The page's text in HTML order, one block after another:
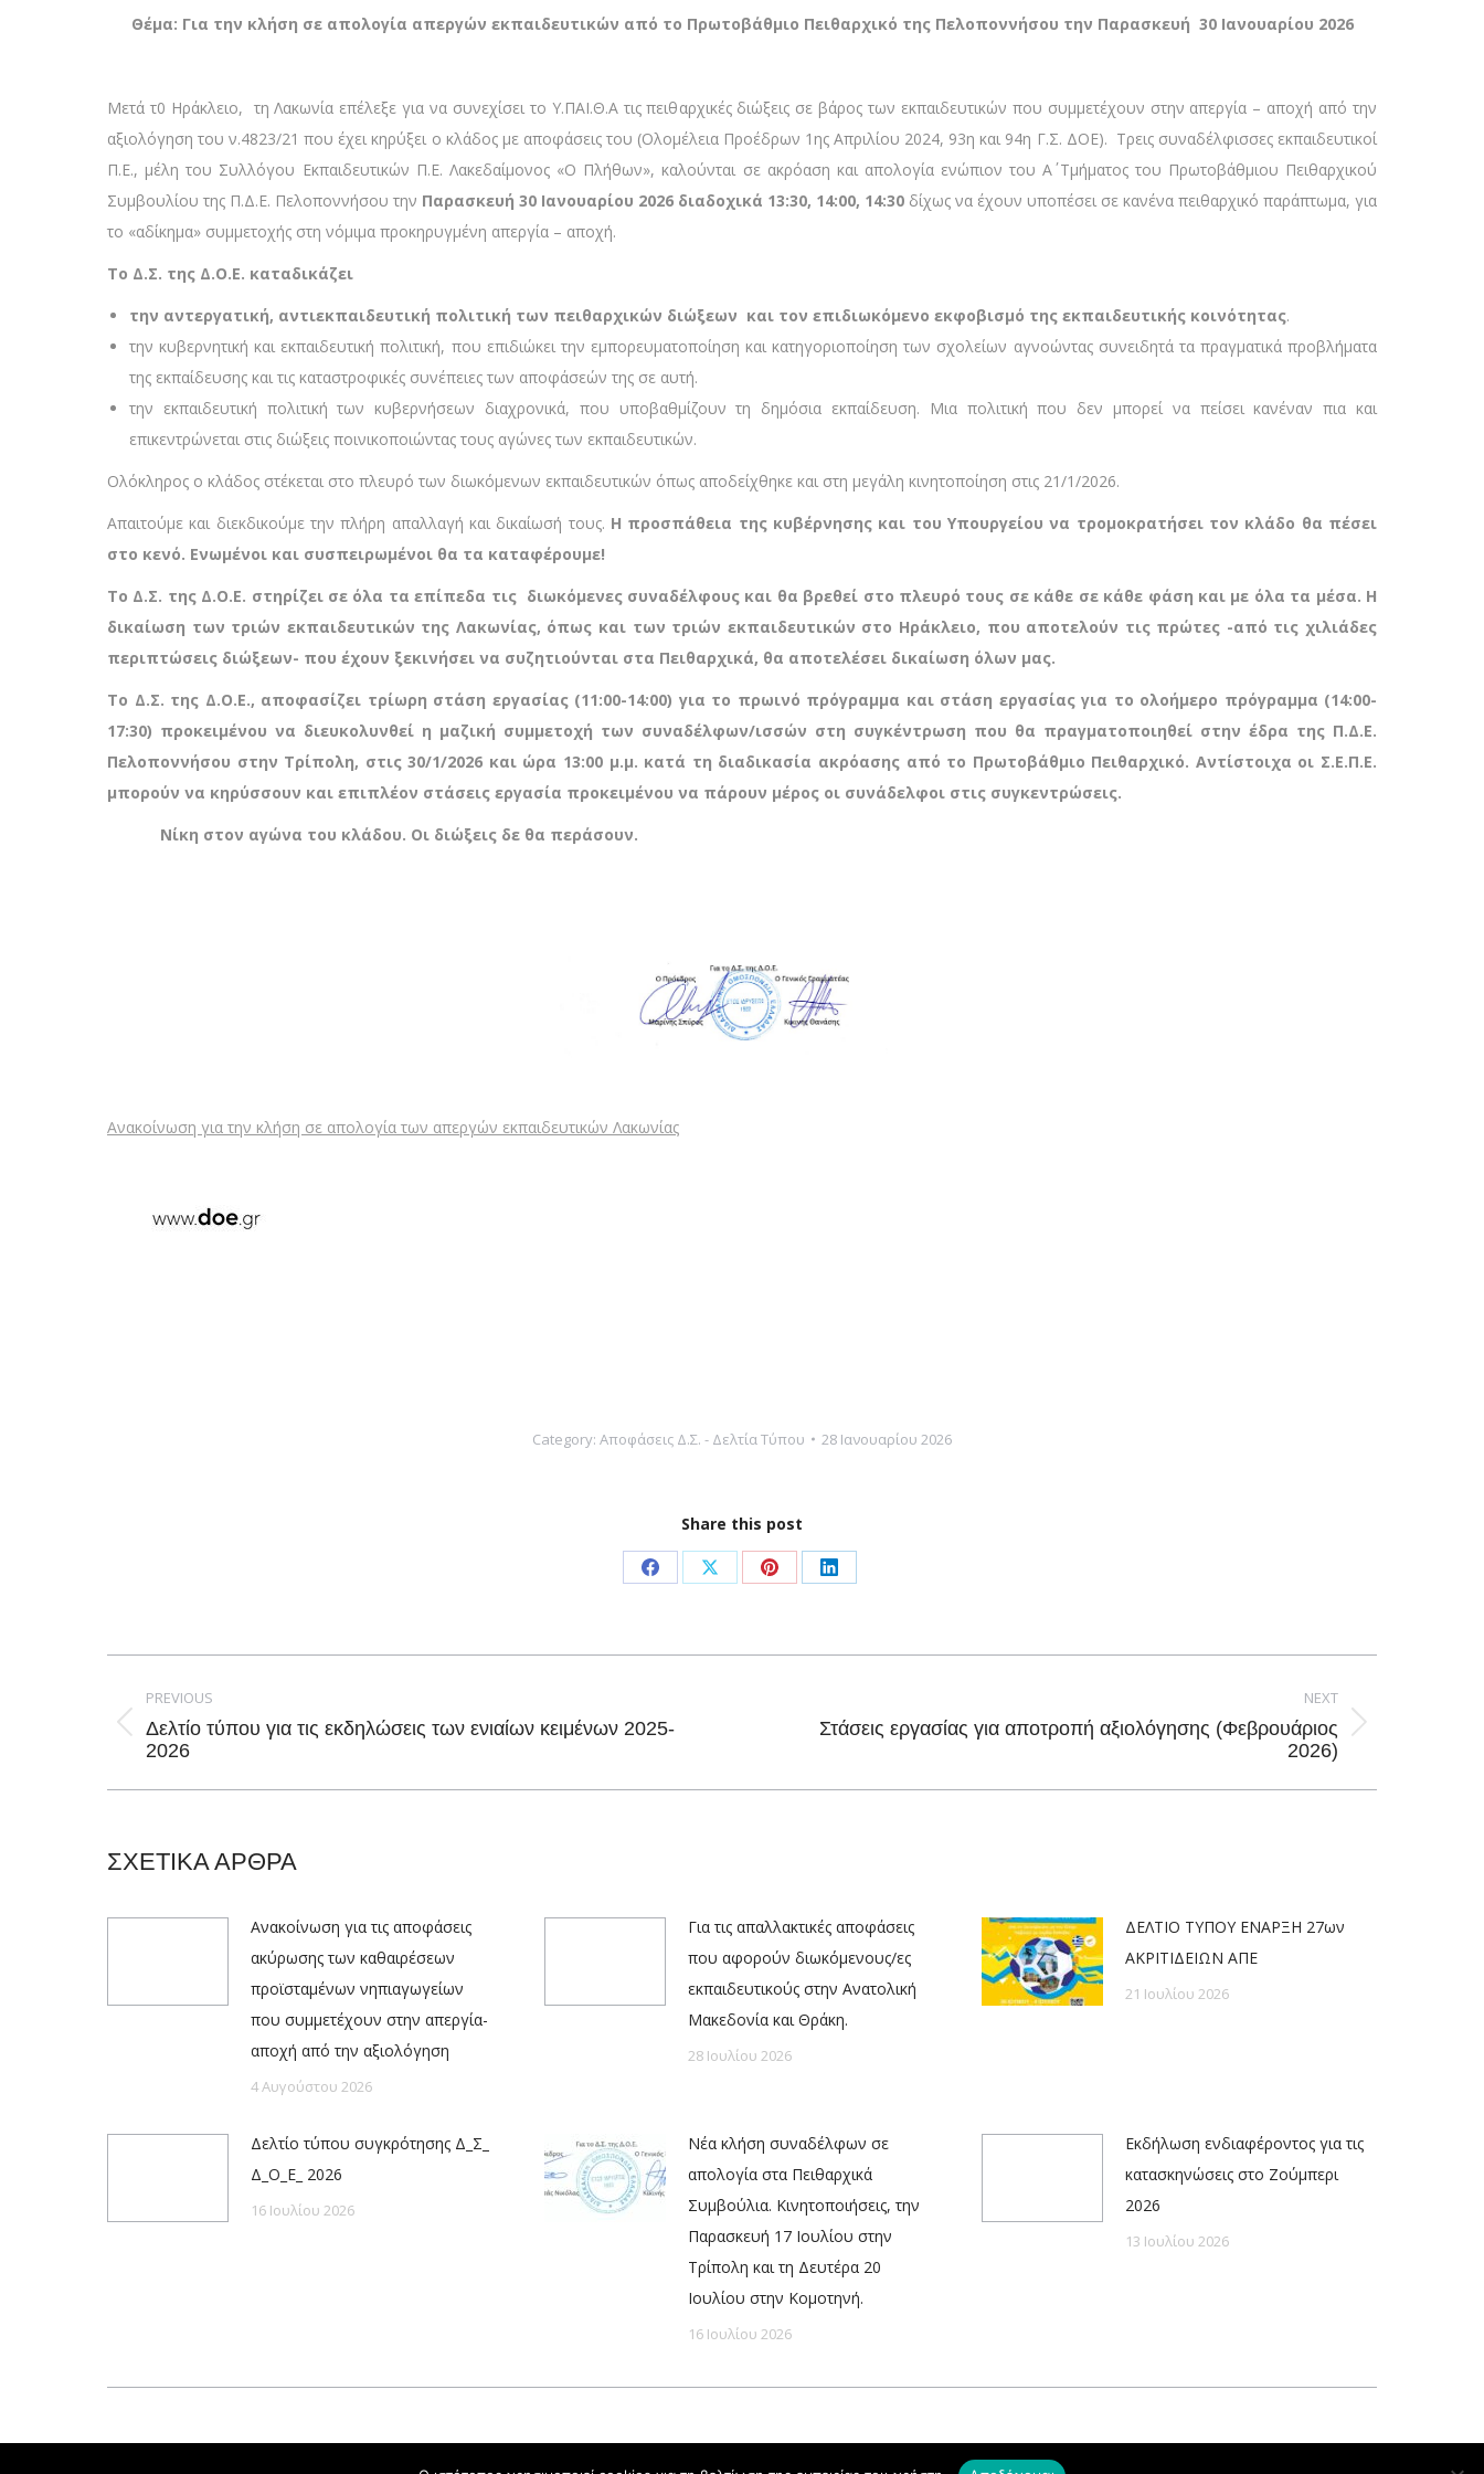
Θέμα: Για την κλήση σε απολογία απεργών εκπαιδευτικών από το Πρωτοβάθμιο Πειθαρχικό της Πελοποννήσου την Παρασκευή 30 Ιανουαρίου 2026
Μετά τ0 Ηράκλειο, τη Λακωνία επέλεξε για να συνεχίσει το Υ.ΠΑΙ.Θ.Α τις πειθαρχικές διώξεις σε βάρος των εκπαιδευτικών που συμμετέχουν στην απεργία – αποχή από την
αξιολόγηση του ν.4823/21 που έχει κηρύξει ο κλάδος με αποφάσεις του (Ολομέλεια Προέδρων 1ης Απριλίου 2024, 93η και 94η Γ.Σ. ΔΟΕ). Τρεις συναδέλφισσες εκπαιδευτικοί
Π.Ε., μέλη του Συλλόγου Εκπαιδευτικών Π.Ε. Λακεδαίμονος «Ο Πλήθων», καλούνται σε ακρόαση και απολογία ενώπιον του Α΄ Τμήματος του Πρωτοβάθμιου Πειθαρχικού
Συμβουλίου της Π.Δ.Ε. Πελοποννήσου την Παρασκευή 30 Ιανουαρίου 2026 διαδοχικά 13:30, 14:00, 14:30 δίχως να έχουν υποπέσει σε κανένα πειθαρχικό παράπτωμα, για
το «αδίκημα» συμμετοχής στη νόμιμα προκηρυγμένη απεργία – αποχή.
Το Δ.Σ. της Δ.Ο.Ε. καταδικάζει
την αντεργατική, αντιεκπαιδευτική πολιτική των πειθαρχικών διώξεων και τον επιδιωκόμενο εκφοβισμό της εκπαιδευτικής κοινότητας.
την κυβερνητική και εκπαιδευτική πολιτική, που επιδιώκει την εμπορευματοποίηση και κατηγοριοποίηση των σχολείων αγνοώντας συνειδητά τα πραγματικά προβλήματα
της εκπαίδευσης και τις καταστροφικές συνέπειες των αποφάσεών της σε αυτή.
την εκπαιδευτική πολιτική των κυβερνήσεων διαχρονικά, που υποβαθμίζουν τη δημόσια εκπαίδευση. Μια πολιτική που δεν μπορεί να πείσει κανέναν πια και
επικεντρώνεται στις διώξεις ποινικοποιώντας τους αγώνες των εκπαιδευτικών.
Ολόκληρος ο κλάδος στέκεται στο πλευρό των διωκόμενων εκπαιδευτικών όπως αποδείχθηκε και στη μεγάλη κινητοποίηση στις 21/1/2026.
Απαιτούμε και διεκδικούμε την πλήρη απαλλαγή και δικαίωσή τους. Η προσπάθεια της κυβέρνησης και του Υπουργείου να τρομοκρατήσει τον κλάδο θα πέσει
στο κενό. Ενωμένοι και συσπειρωμένοι θα τα καταφέρουμε!
Το Δ.Σ. της Δ.Ο.Ε. στηρίζει σε όλα τα επίπεδα τις διωκόμενες συναδέλφους και θα βρεθεί στο πλευρό τους σε κάθε σε κάθε φάση και με όλα τα μέσα. Η
δικαίωση των τριών εκπαιδευτικών της Λακωνίας, όπως και των τριών εκπαιδευτικών στo Ηράκλειο, που αποτελούν τις πρώτες -από τις χιλιάδες
περιπτώσεις διώξεων- που έχουν ξεκινήσει να συζητιούνται στα Πειθαρχικά, θα αποτελέσει δικαίωση όλων μας.
Το Δ.Σ. της Δ.Ο.Ε., αποφασίζει τρίωρη στάση εργασίας (11:00-14:00) για το πρωινό πρόγραμμα και στάση εργασίας για το ολοήμερο πρόγραμμα (14:00-
17:30) προκειμένου να διευκολυνθεί η μαζική συμμετοχή των συναδέλφων/ισσών στη συγκέντρωση που θα πραγματοποιηθεί στην έδρα της Π.Δ.Ε.
Πελοποννήσου στην Τρίπολη, στις 30/1/2026 και ώρα 13:00 μ.μ. κατά τη διαδικασία ακρόασης από το Πρωτοβάθμιο Πειθαρχικό. Αντίστοιχα οι Σ.Ε.Π.Ε.
μπορούν να κηρύσσουν και επιπλέον στάσεις εργασία προκειμένου να πάρουν μέρος οι συνάδελφοι στις συγκεντρώσεις.
Νίκη στον αγώνα του κλάδου. Οι διώξεις δε θα περάσουν.
Ανακοίνωση για την κλήση σε απολογία των απεργών εκπαιδευτικών Λακωνίας
Category: Αποφάσεις Δ.Σ. - Δελτία Τύπου 28 Ιανουαρίου 2026
Share this post
Share
Facebook
Share
X
Share
Pinterest
Share
LinkedIn
navigation
PREVIOUS
Previous
Δελτίο τύπου για τις εκδηλώσεις των ενιαίων κειμένων 2025-
2026
NEXT
Στάσεις εργασίας για αποτροπή αξιολόγησης (Φεβρουάριος
2026)
ΣΧΕΤΙΚΑ ΑΡΘΡΑ
Ανακοίνωση για τις αποφάσεις
ακύρωσης των καθαιρέσεων
προϊσταμένων νηπιαγωγείων
που συμμετέχουν στην απεργία-
αποχή από την αξιολόγηση
4 Αυγούστου 2026
Για τις απαλλακτικές αποφάσεις
που αφορούν διωκόμενους/ες
εκπαιδευτικούς στην Ανατολική
Μακεδονία και Θράκη.
28 Ιουλίου 2026
ΔΕΛΤΙΟ ΤΥΠΟΥ ΕΝΑΡΞΗ 27ων
ΑΚΡΙΤΙΔΕΙΩΝ ΑΠΕ
21 Ιουλίου 2026
Δελτίο τύπου συγκρότησης Δ_Σ_
Δ_Ο_Ε_ 2026
16 Ιουλίου 2026
Νέα κλήση συναδέλφων σε
απολογία στα Πειθαρχικά
Συμβούλια. Κινητοποιήσεις, την
Παρασκευή 17 Ιουλίου στην
Τρίπολη και τη Δευτέρα 20
Ιουλίου στην Κομοτηνή.
16 Ιουλίου 2026
Εκδήλωση ενδιαφέροντος για τις
κατασκηνώσεις στο Ζούμπερι
2026
13 Ιουλίου 2026